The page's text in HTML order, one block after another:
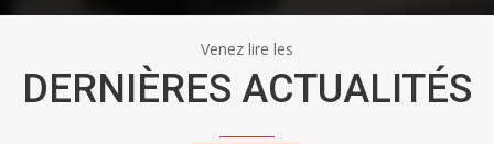
Venez lire les
DERNIÈRES ACTUALITÉS